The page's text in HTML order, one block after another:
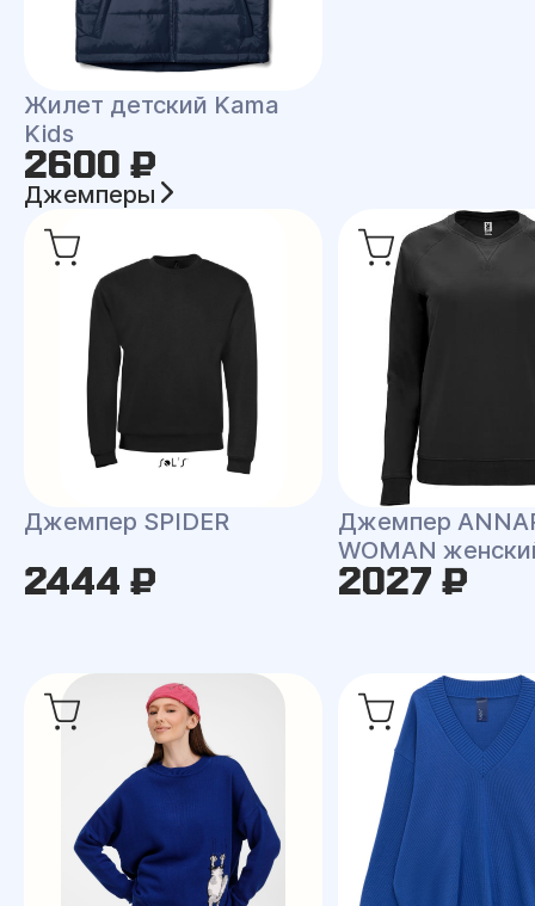
Жилет детский Kama
Kids
2600 ₽
Джемперы
Джемпер SPIDER
2444 ₽
Джемпер
WOMAN
2027 ₽